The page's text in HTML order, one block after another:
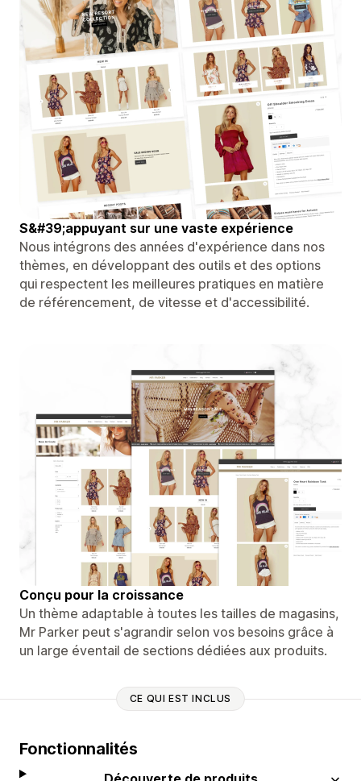
S&#39;appuyant sur une vaste expérience
Nous intégrons des années d'expérience dans nos
thèmes, en développant des outils et des options
qui respectent les meilleures pratiques en matière
de référencement, de vitesse et d'accessibilité.
Conçu pour la croissance
Un thème adaptable à toutes les tailles de magasins,
Mr Parker peut s'agrandir selon vos besoins grâce à
un large éventail de sections dédiées aux produits.
CE QUI EST INCLUS
Fonctionnalités